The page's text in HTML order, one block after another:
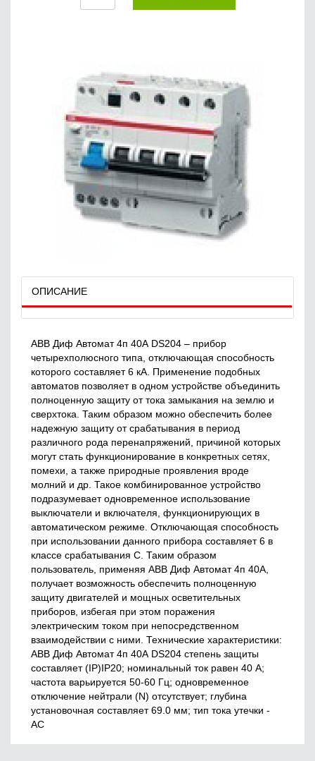
ОПИСАНИЕ
ABB Диф Автомат 4п 40А DS204 – прибор
четырехполюсного типа, отключающая способность
которого составляет 6 кА. Применение подобных
автоматов позволяет в одном устройстве объединить
полноценную защиту от тока замыкания на землю и
сверхтока. Таким образом можно обеспечить более
надежную защиту от срабатывания в период
различного рода перенапряжений, причиной которых
могут стать функционирование в конкретных сетях,
помехи, а также природные проявления вроде
молний и др. Такое комбинированное устройство
подразумевает одновременное использование
выключатели и включателя, функционирующих в
автоматическом режиме. Отключающая способность
при использовании данного прибора составляет 6 в
классе срабатывания C. Таким образом
пользователь, применяя ABB Диф Автомат 4п 40А,
получает возможность обеспечить полноценную
защиту двигателей и мощных осветительных
приборов, избегая при этом поражения
электрическим током при непосредственном
взаимодействии с ними. Технические характеристики:
ABB Диф Автомат 4п 40А DS204 степень защиты
составляет (IP)IP20; номинальный ток равен 40 А;
частота варьируется 50-60 Гц; одновременное
отключение нейтрали (N) отсутствует; глубина
установочная составляет 69.0 мм; тип тока утечки -
AC